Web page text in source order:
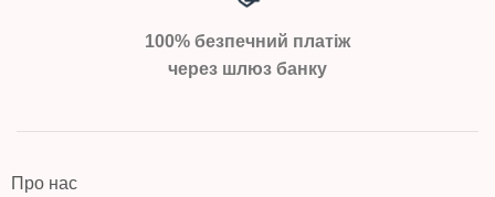
100% безпечний платіж
через шлюз банку
Про нас